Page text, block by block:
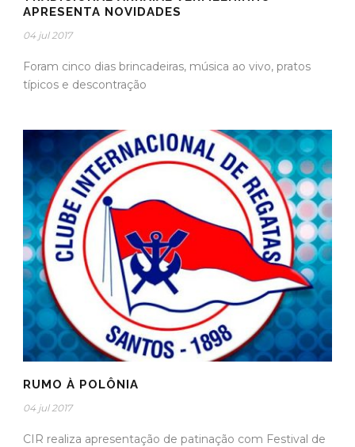
APRESENTA NOVIDADES
04 jul 2017
Foram cinco dias brincadeiras, música ao vivo, pratos
típicos e descontração
RUMO À POLÔNIA
04 jul 2017
CIR realiza apresentação de patinação com Festival de